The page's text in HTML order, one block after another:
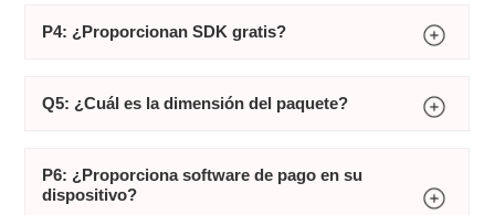
P4: ¿Proporcionan SDK gratis?
Q5: ¿Cuál es la dimensión del paquete?
P6: ¿Proporciona software de pago en su
dispositivo?